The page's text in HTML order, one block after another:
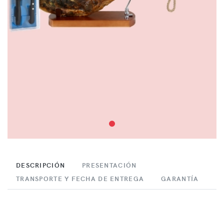
DESCRIPCIÓN
PRESENTACIÓN
TRANSPORTE Y FECHA DE ENTREGA
GARANTÍA